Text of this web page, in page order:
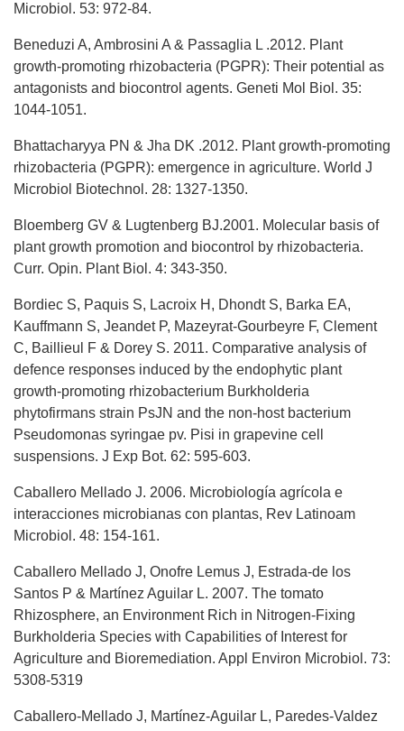
Microbiol. 53: 972-84.
Beneduzi A, Ambrosini A & Passaglia L .2012. Plant
growth-promoting rhizobacteria (PGPR): Their potential as
antagonists and biocontrol agents. Geneti Mol Biol. 35:
1044-1051.
Bhattacharyya PN & Jha DK .2012. Plant growth-promoting
rhizobacteria (PGPR): emergence in agriculture. World J
Microbiol Biotechnol. 28: 1327-1350.
Bloemberg GV & Lugtenberg BJ.2001. Molecular basis of
plant growth promotion and biocontrol by rhizobacteria.
Curr. Opin. Plant Biol. 4: 343-350.
Bordiec S, Paquis S, Lacroix H, Dhondt S, Barka EA,
Kauffmann S, Jeandet P, Mazeyrat-Gourbeyre F, Clement
C, Baillieul F & Dorey S. 2011. Comparative analysis of
defence responses induced by the endophytic plant
growth-promoting rhizobacterium Burkholderia
phytofirmans strain PsJN and the non-host bacterium
Pseudomonas syringae pv. Pisi in grapevine cell
suspensions. J Exp Bot. 62: 595-603.
Caballero Mellado J. 2006. Microbiología agrícola e
interacciones microbianas con plantas, Rev Latinoam
Microbiol. 48: 154-161.
Caballero Mellado J, Onofre Lemus J, Estrada-de los
Santos P & Martínez Aguilar L. 2007. The tomato
Rhizosphere, an Environment Rich in Nitrogen-Fixing
Burkholderia Species with Capabilities of Interest for
Agriculture and Bioremediation. Appl Environ Microbiol. 73:
5308-5319
Caballero-Mellado J, Martínez-Aguilar L, Paredes-Valdez